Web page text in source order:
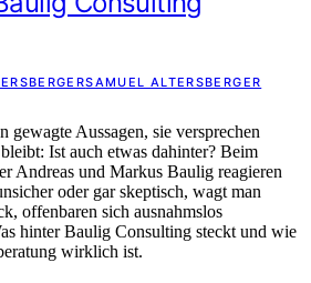
SAMUEL ALTERSBERGER
gewagte Aussagen, sie versprechen
Ist auch etwas dahinter? Beim
Andreas und Markus Baulig reagieren
oder gar skeptisch, wagt man
offenbaren sich ausnahmslos
hinter Baulig Consulting steckt und wie
wirklich ist.